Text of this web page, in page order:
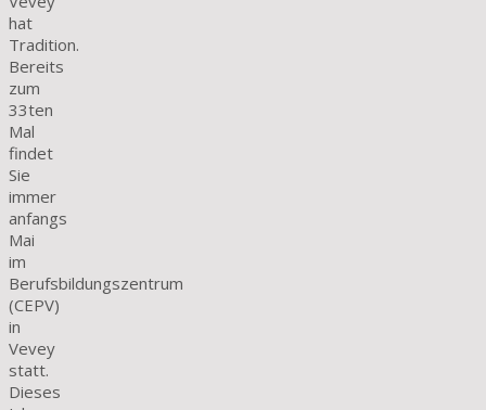
hat
Tradition.
Bereits
zum
33ten
Mal
findet
Sie
immer
anfangs
Mai
im
Berufsbildungszentrum
(CEPV)
in
Vevey
statt.
Dieses